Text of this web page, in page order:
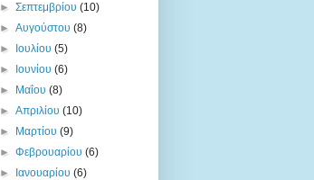
►Σεπτεμβρίου(10)
►Αυγούστου(8)
►
Ιουλίου(5)
►
Ιουνίου(6)
►
Μαΐου(8)
►Απριλίου(10)
►
Μαρτίου(9)
►Φεβρουαρίου(6)
►
Ιανουαρίου(6)